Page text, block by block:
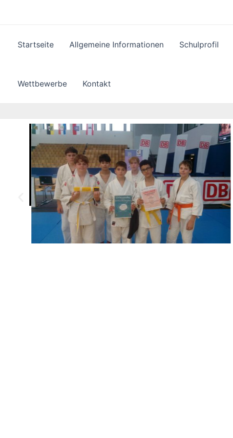
Startseite
Allgemeine Informationen Schulprofil
Wettbewerbe Kontakt